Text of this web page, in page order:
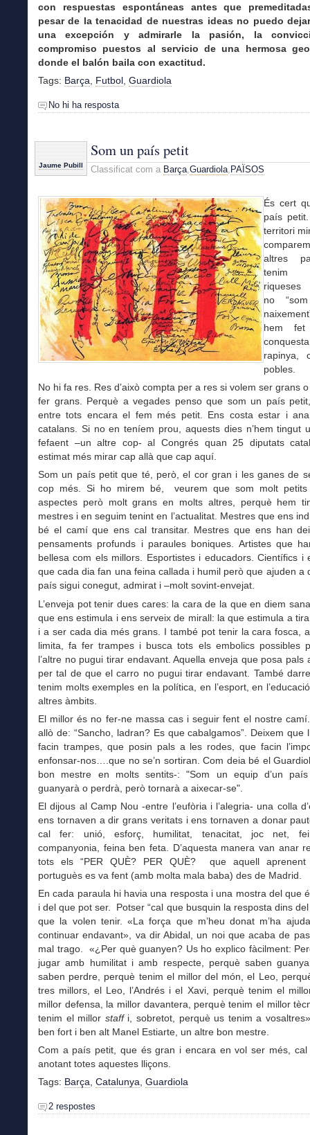
con respuestas espontáneas antes que
pesar de la tenacidad de nuestras ideas no puedo
una excepción y admirarle la pasión, la
compromiso puestos al servicio de una hermosa
donde el balón baila con exactitud.
Tags: Barça Futbol Guardiola
No hi ha resposta
Jaume Pubill
Som un país petit
Classificat com a Barça,Guardiola, PAÏSOS
És cert
país
territori
altres
tenim
riqueses
no
hem
rapinya,
pobles.
No hi fa res. Res d’això compta per a res si volem ser grans
fer grans. Perquè a vegades penso que som un país
entre tots encara el fem més petit. Ens costa estar i
catalans. Si no en teníem prou, aquests dies n’hem tingut
fefaent –un altre cop- al Congrés quan 25 diputats
estimat més mirar cap allà que cap aquí.
Som un país petit que té, però, el cor gran i les ganes de
cop més. Si ho mirem bé, veurem que som molt petits
aspectes però molt grans en molts altres, perquè hem
mestres i en seguim tenint en l’actualitat. Mestres que ens
bé el camí que ens cal transitar. Mestres que ens han
pensaments profunds i paraules boniques. Artistes que
bellesa com els millors. Esportistes i educadors. Científics i
que cada dia fan una feina callada i humil però que ajuden a
país sigui conegut, admirat i –molt sovint-envejat.
L’enveja pot tenir dues cares: la cara de la que en diem
que ens estimula i ens serveix de mirall: la que estimula a
i a ser cada dia més grans. I també pot tenir la cara fosca,
limita, fa fer trampes i busca tots els embolics possibles
l’altre no pugui tirar endavant. Aquella enveja que posa pals
per tal de que el carro no pugui tirar endavant. També
tenim molts exemples en la política, en l’esport, en
altres àmbits.
El millor és no fer-ne massa cas i seguir fent el nostre
allò de: “Sancho, ladran? Es que cabalgamos”. Deixem que
facin trampes, que posin pals a les rodes, que facin
enfonsar-nos….que no se’n sortiran. Com deia bé el
bon mestre en molts sentits-: "Som un equip d’un
guanyarà o perdrà, però tornarà a aixecar-se".
El dijous al Camp Nou -entre l’eufòria i l’alegria- una colla
ens tornaven a dir grans veritats i ens tornaven a donar
cal fer: unió, esforç, humilitat, tenacitat, joc net,
companyonia, feina ben feta. D’aquesta manera van anar
tots els “PER QUÈ? PER QUÈ? que aquell
portuguès es va fent (amb molta mala baba) des de Madrid.
En cada paraula hi havia una resposta i una mostra del que
i del que pot ser. Potser “cal que busquin la resposta dins del
que la volen tenir. «La força que m’heu donat m’ha
continuar endavant», va dir Abidal, un noi que acaba de
mal trago. «¿Per què guanyen? Us ho explico fàcilment:
jugar amb humilitat i amb respecte, perquè saben
saben perdre, perquè tenim el millor del món, el Leo,
tres millors, el Leo, l’Andrés i el Xavi, perquè tenim el
millor defensa, la millor davantera, perquè tenim el millor
tenim el millor staffi, sobretot, perquè us tenim a
ben fort i ben alt Manel Estiarte, un altre bon mestre.
Com a país petit, que és gran i encara en vol ser més, cal
anotant totes aquestes lliçons.
Tags: Barça Catalunya Guardiola
2 respostes